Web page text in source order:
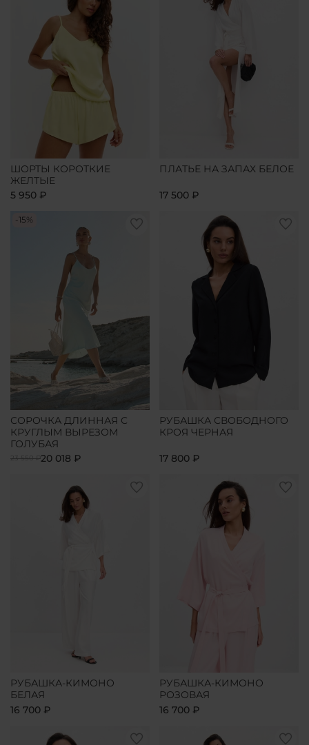
ШОРТЫ КОРОТКИЕ
ЖЕЛТЫЕ
5 950 ₽
ПЛАТЬЕ НА ЗАПАХ БЕЛОЕ
17 500 ₽
-15%
СОРОЧКА ДЛИННАЯ С
КРУГЛЫМ ВЫРЕЗОМ
ГОЛУБАЯ
23 550 ₽20 018 ₽
РУБАШКА СВОБОДНОГО
КРОЯ ЧЕРНАЯ
17 800 ₽
РУБАШКА-КИМОНО
БЕЛАЯ
16 700 ₽
РУБАШКА-КИМОНО
РОЗОВАЯ
16 700 ₽